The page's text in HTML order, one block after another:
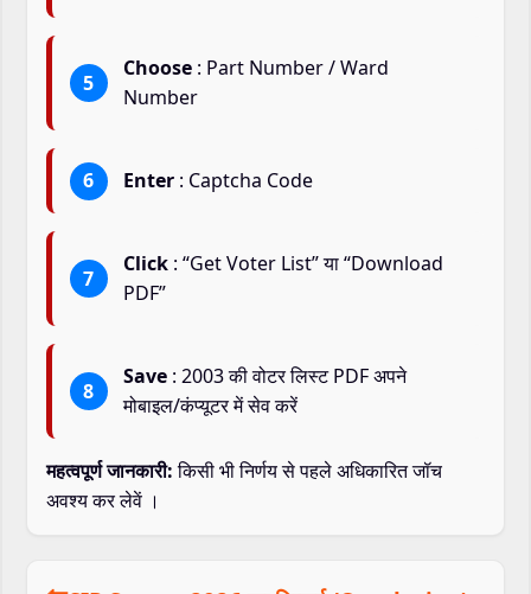
Choose : Part Number / Ward
Number
Enter : Captcha Code
Click : “Get Voter List” या “Download
PDF”
Save : 2003 की वोटर लिस्ट PDF अपने
मोबाइल/कंप्यूटर में सेव करें
महत्वपूर्ण जानकारी:किसी भी निर्णय से पहले अधिकारित जॉच
अवश्य कर लेवें ।